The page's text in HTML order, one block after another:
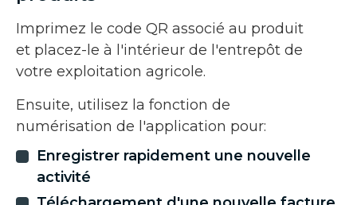
Imprimez le code QR associé au produit
et placez-le à l'intérieur de l'entrepôt de
votre exploitation agricole.
Ensuite, utilisez la fonction de
numérisation de l'application pour:
Enregistrer rapidement une nouvelle
activité